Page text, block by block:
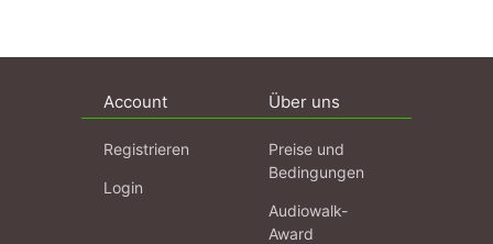
Account
Registrieren
Login
Über uns
Preise und
Bedingungen
Audiowalk-
Award